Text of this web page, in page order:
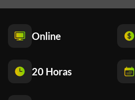
Online
20 Horas